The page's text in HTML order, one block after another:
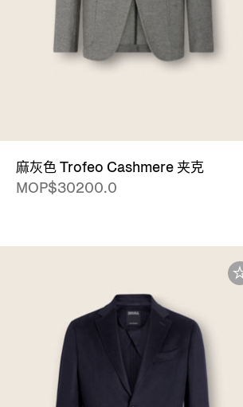
麻灰色 Trofeo Cashmere 夹克
MOP$30200.0